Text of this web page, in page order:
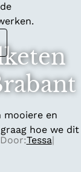
mooiere en
hoe we dit
Door:Tessa|